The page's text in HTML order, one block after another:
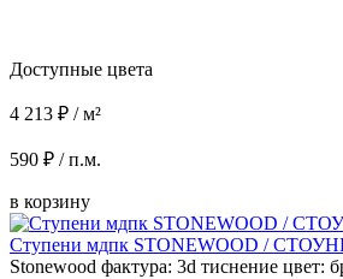
Доступные цвета
4 213 ₽ / м²
590 ₽ / п.м.
в корзину
Ступени мдпк STONEWOOD /
Stonewood фактура: 3d тиснение цвет: